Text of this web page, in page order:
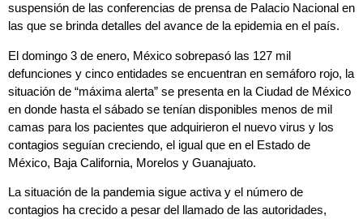
suspensión de las conferencias de prensa de Palacio Nacional en
las que se brinda detalles del avance de la epidemia en el país.
El domingo 3 de enero, México sobrepasó las 127 mil
defunciones y cinco entidades se encuentran en semáforo rojo, la
situación de “máxima alerta” se presenta en la Ciudad de México
en donde hasta el sábado se tenían disponibles menos de mil
camas para los pacientes que adquirieron el nuevo virus y los
contagios seguían creciendo, el igual que en el Estado de
México, Baja California, Morelos y Guanajuato.
La situación de la pandemia sigue activa y el número de
contagios ha crecido a pesar del llamado de las autoridades,